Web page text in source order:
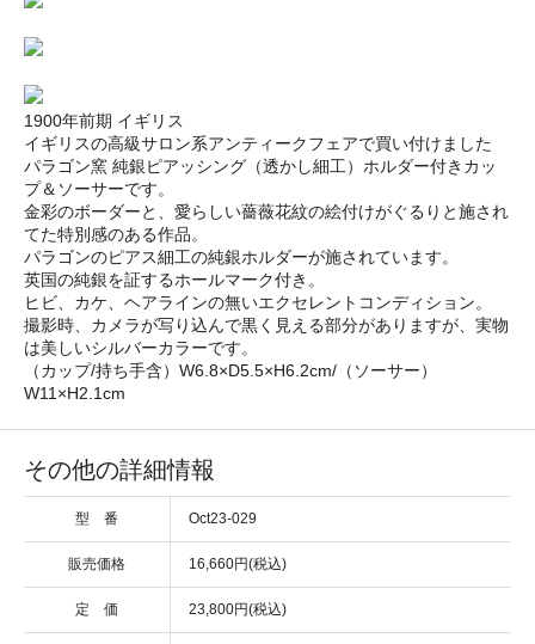
1900年前期 イギリス
イギリスの高級サロン系アンティークフェアで買い付けました
パラゴン窯 純銀ピアッシング（透かし細工）ホルダー付きカッ
プ＆ソーサーです。
金彩のボーダーと、愛らしい薔薇花紋の絵付けがぐるりと施され
てた特別感のある作品。
パラゴンのピアス細工の純銀ホルダーが施されています。
英国の純銀を証するホールマーク付き。
ヒビ、カケ、ヘアラインの無いエクセレントコンディション。
撮影時、カメラが写り込んで黒く見える部分がありますが、実物
は美しいシルバーカラーです。
（カップ/持ち手含）W6.8×D5.5×H6.2cm/（ソーサー）
W11×H2.1cm
その他の詳細情報
型 番 Oct23-029
販売価格 16,660円(税込)
定 価 23,800円(税込)